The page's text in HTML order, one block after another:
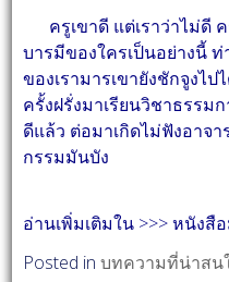
ครูเขาดี แต่เราว่าไม่ดี ค
บารมีของใครเป็นอย่างนี้ ท่
ของเรามารเขายังชักจูงไ
ครั้งฝรั่งมาเรียนวิชาธรรม
ดีแล้ว ต่อมาเกิดไม่ฟังอาจ
กรรมมันบัง
อ่านเพิ่มเติมใน >>> หนัง
Posted inบทความที่น่าสน